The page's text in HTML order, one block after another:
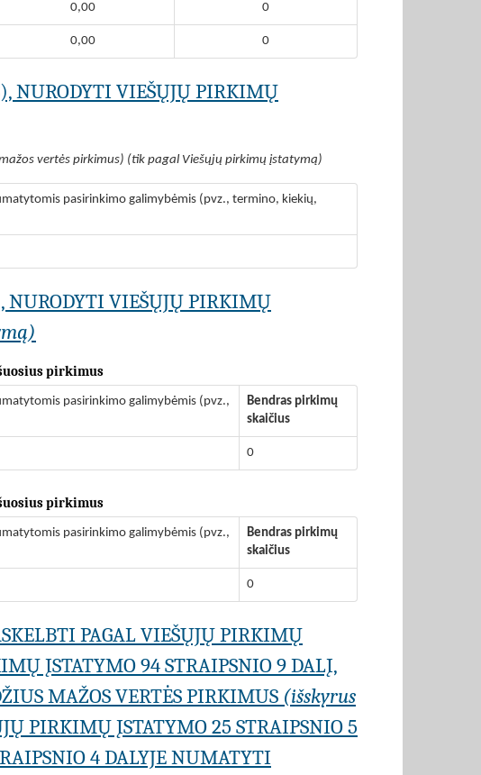
0,00 0
0,00 0
NURODYTI VIEŠŲJŲ PIRKIMŲ
vertės pirkimus) (tik pagal Viešųjų pirkimų įstatymą)
pasirinkimo galimybėmis (pvz., termino, kiekių,
NURODYTI VIEŠŲJŲ PIRKIMŲ
pirkimus
pasirinkimo galimybėmis (pvz.,
Bendras pirkimų
skaičius
0
pirkimus
pasirinkimo galimybėmis (pvz.,
Bendras pirkimų
skaičius
0
PAGAL VIEŠŲJŲ PIRKIMŲ
ĮSTATYMO 94 STRAIPSNIO 9 DALĮ,
MAŽOS VERTĖS PIRKIMUS (išskyrus
PIRKIMŲ ĮSTATYMO 25 STRAIPSNIO 5
4 DALYJE NUMATYTI